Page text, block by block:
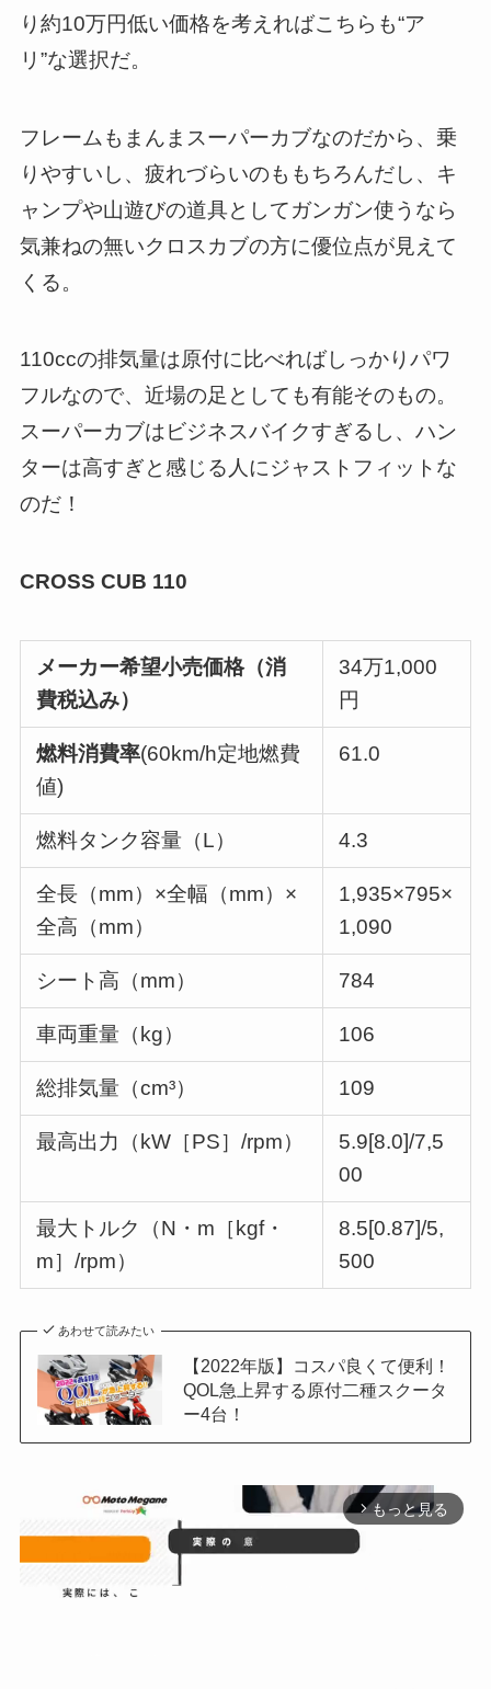
り約10万円低い価格を考えればこちらも“ア
リ”な選択だ。
フレームもまんまスーパーカブなのだから、乗
りやすいし、疲れづらいのももちろんだし、キ
ャンプや山遊びの道具としてガンガン使うなら
気兼ねの無いクロスカブの方に優位点が見えて
くる。
110ccの排気量は原付に比べればしっかりパワ
フルなので、近場の足としても有能そのもの。
スーパーカブはビジネスバイクすぎるし、ハン
ターは高すぎと感じる人にジャストフィットな
のだ！
CROSS CUB 110
メーカー希望小売価格（消
費税込み）
34万1,000
円
燃料消費率(60km/h定地燃費
値)
61.0
燃料タンク容量（L） 4.3
全長（mm）×全幅（mm）×
全高（mm）
1,935×795×
1,090
シート高（mm） 784
車両重量（kg） 106
総排気量（cm³） 109
最高出力（kW［PS］/rpm）
5.9[8.0]/7,5
00
最大トルク（N・m［kgf・
m］/rpm）
8.5[0.87]/5,
500
あわせて読みたい
【2022年版】コスパ良くて便利！
QOL急上昇する原付二種スクータ
ー4台！
arrow_forward_ios もっと見る